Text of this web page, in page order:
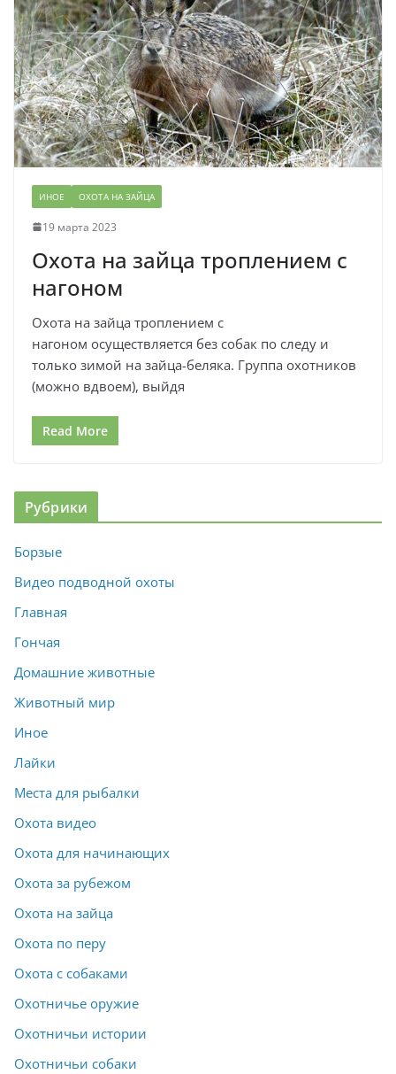
ИНОЕ ОХОТА НА ЗАЙЦА
19 марта 2023
Охота на зайца троплением с
нагоном
Охота на зайца троплением с
нагоном осуществляется без собак по следу и
только зимой на зайца-беляка. Группа охотников
(можно вдвоем), выйдя
Read More
Рубрики
Борзые
Видео подводной охоты
Главная
Гончая
Домашние животные
Животный мир
Иное
Лайки
Места для рыбалки
Охота видео
Охота для начинающих
Охота за рубежом
Охота на зайца
Охота по перу
Охота с собаками
Охотничье оружие
Охотничьи истории
Охотничьи собаки